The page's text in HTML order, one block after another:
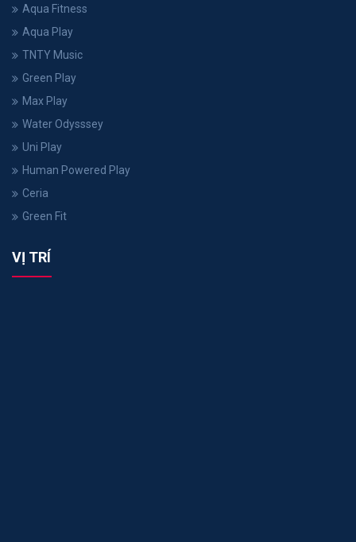
Aqua Fitness
Aqua Play
TNTY Music
Green Play
Max Play
Water Odysssey
Uni Play
Human Powered Play
Ceria
Green Fit
VỊ TRÍ